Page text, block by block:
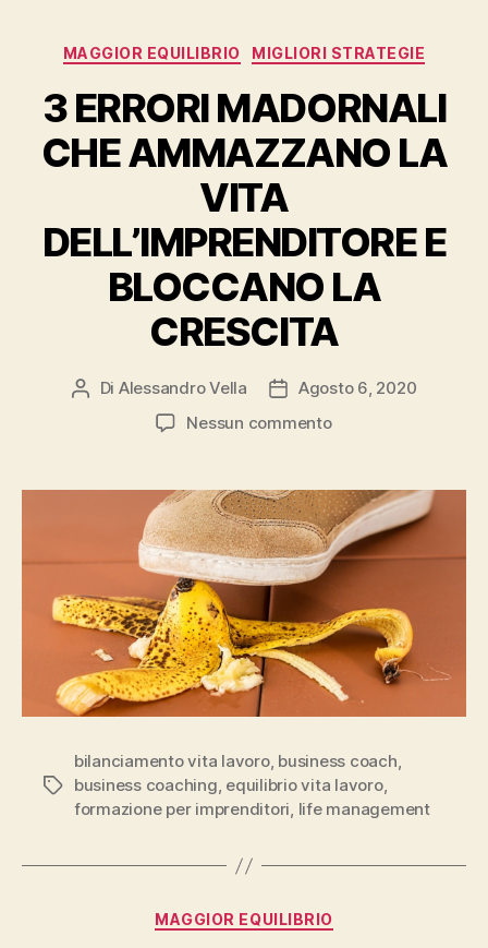
Categorie
MAGGIOR EQUILIBRIO MIGLIORI STRATEGIE
3 ERRORI MADORNALI
CHE AMMAZZANO LA
VITA
DELL’IMPRENDITORE E
BLOCCANO LA
CRESCITA
Autore
Di Alessandro Vella
DataAgosto 6, 2020
Nessun commentosu
MADORNALI
CHE
AMMAZZANO
LA
DELL’IMPRENDITORE
E
BLOCCANO
LA
CRESCITA
Tag
bilanciamento vita lavoro, business coach,
business coaching, equilibrio vita lavoro,
formazione per imprenditori, life management
Categorie
MAGGIOR EQUILIBRIO